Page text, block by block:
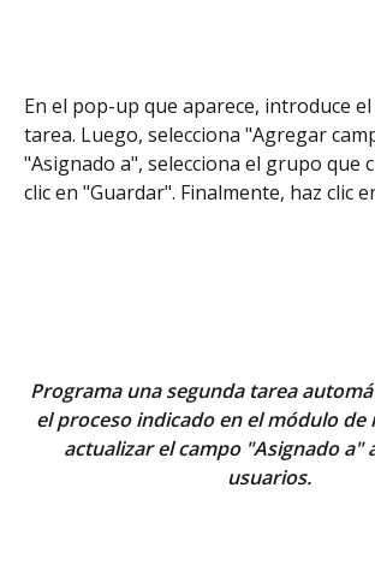
En el pop-up que aparece, introduce
tarea. Luego, selecciona "Agregar
"Asignado a", selecciona el grupo que
clic en "Guardar". Finalmente, haz clic
Programa una segunda tarea
el proceso indicado en el módulo de
actualizar el campo "Asignado a"
usuarios.